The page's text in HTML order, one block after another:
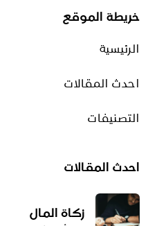
شؤون منزلية
طرق التحسين
خريطة الموقع
الرئيسية
احدث المقالات
التصنيفات
احدث المقالات
زكاة المال